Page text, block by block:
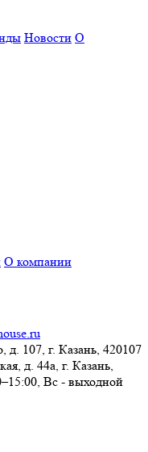
Новости О
О компании
д. 107, г. Казань, 420107
д. 44а, г. Казань,
Вс - выходной